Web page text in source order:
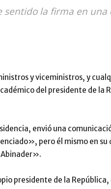
sentido la firma en
y viceministros, y
del presidente de la
envió una
pero él mismo en su
presidente de la